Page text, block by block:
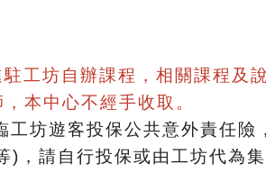
工坊自辦課程，相關課程及
本中心不經手收取。
工坊遊客投保公共意外責任
，請自行投保或由工坊代為集